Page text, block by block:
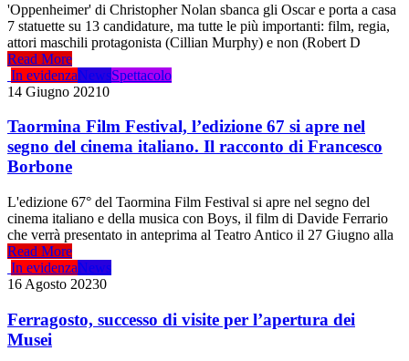
'Oppenheimer' di Christopher Nolan sbanca gli Oscar e porta a casa
7 statuette su 13 candidature, ma tutte le più importanti: film, regia,
attori maschili protagonista (Cillian Murphy) e non (Robert D
Read More
In evidenzaNewsSpettacolo
14 Giugno 20210
Taormina Film Festival, l’edizione 67 si apre nel
segno del cinema italiano. Il racconto di Francesco
Borbone
L'edizione 67° del Taormina Film Festival si apre nel segno del
cinema italiano e della musica con Boys, il film di Davide Ferrario
che verrà presentato in anteprima al Teatro Antico il 27 Giugno alla
Read More
In evidenzaNews
16 Agosto 20230
Ferragosto, successo di visite per l’apertura dei
Musei